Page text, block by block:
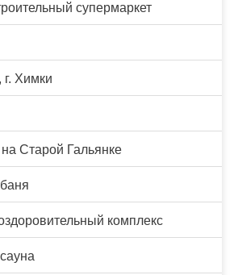
супермаркет
г. Химки
Старой Гальянке
комплекс